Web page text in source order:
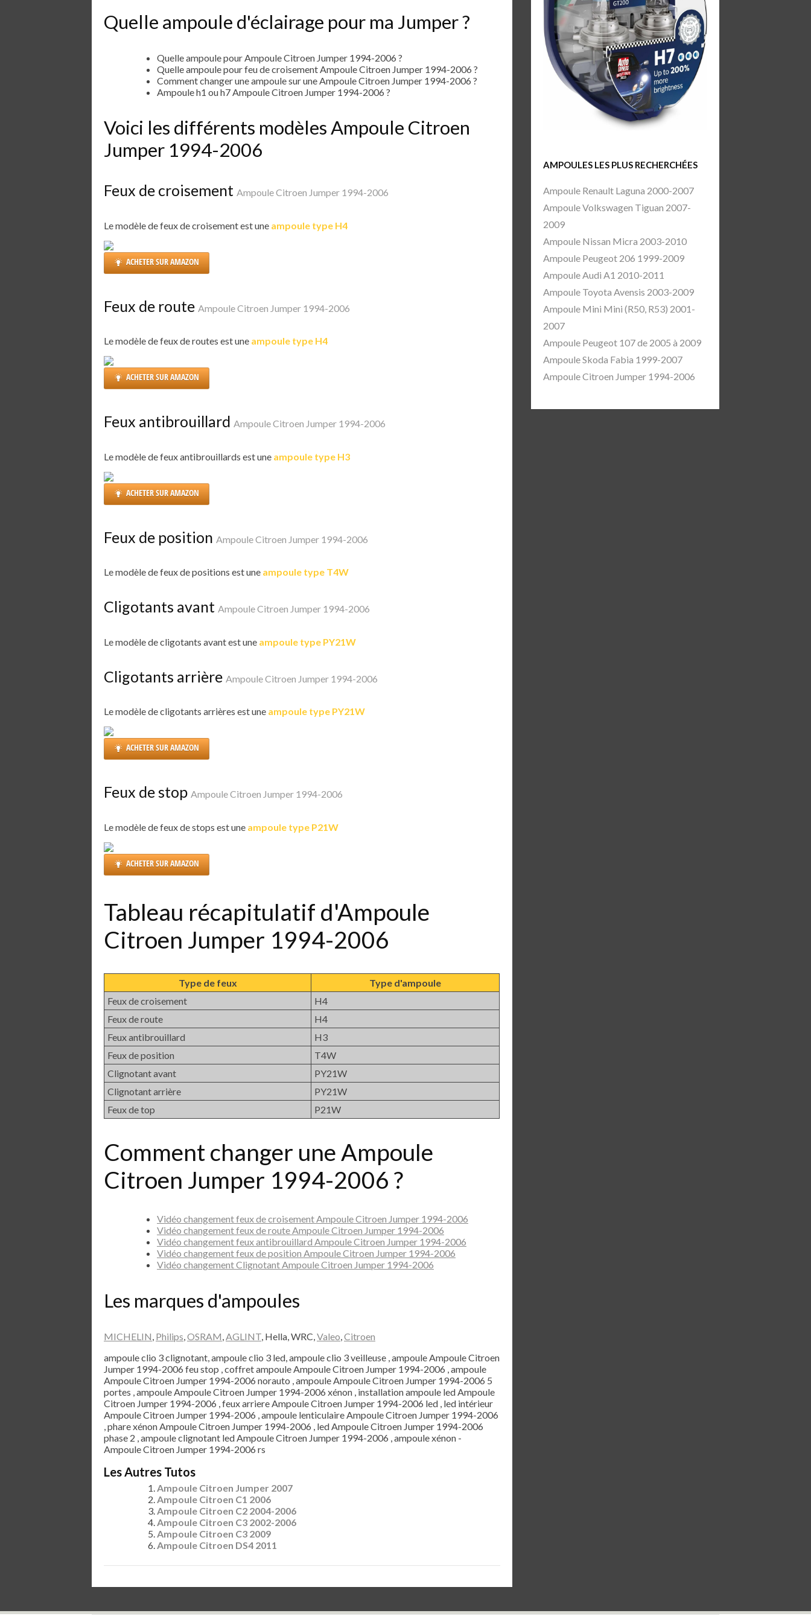
Quelle ampoule d'éclairage pour ma Jumper ?
Quelle ampoule pour Ampoule Citroen Jumper 1994-2006 ?
Quelle ampoule pour feu de croisement Ampoule Citroen Jumper 1994-2006 ?
Comment changer une ampoule sur une Ampoule Citroen Jumper 1994-2006 ?
Ampoule h1 ou h7 Ampoule Citroen Jumper 1994-2006 ?
Voici les différents modèles Ampoule Citroen
Jumper 1994-2006
Feux de croisement Ampoule Citroen Jumper 1994-2006
Le modèle de feux de croisement est une ampoule type H4
ACHETER SUR AMAZON
Feux de route Ampoule Citroen Jumper 1994-2006
Le modèle de feux de routes est une ampoule type H4
ACHETER SUR AMAZON
Feux antibrouillard Ampoule Citroen Jumper 1994-2006
Le modèle de feux antibrouillards est une ampoule type H3
ACHETER SUR AMAZON
Feux de position Ampoule Citroen Jumper 1994-2006
Le modèle de feux de positions est une ampoule type T4W
Cligotants avant Ampoule Citroen Jumper 1994-2006
Le modèle de cligotants avant est une ampoule type PY21W
Cligotants arrière Ampoule Citroen Jumper 1994-2006
Le modèle de cligotants arrières est une ampoule type PY21W
ACHETER SUR AMAZON
Feux de stop Ampoule Citroen Jumper 1994-2006
Le modèle de feux de stops est une ampoule type P21W
ACHETER SUR AMAZON
Tableau récapitulatif d'Ampoule
Citroen Jumper 1994-2006
Type de feux
Type d'ampoule
Feux de croisement
H4
Feux de route
H4
Feux antibrouillard
H3
Feux de position
T4W
Clignotant avant
PY21W
Clignotant arrière
PY21W
Feux de top
P21W
Comment changer une Ampoule
Citroen Jumper 1994-2006 ?
Vidéo changement feux de croisement Ampoule Citroen Jumper 1994-2006
Vidéo changement feux de route Ampoule Citroen Jumper 1994-2006
Vidéo changement feux antibrouillard Ampoule Citroen Jumper 1994-2006
Vidéo changement feux de position Ampoule Citroen Jumper 1994-2006
Vidéo changement Clignotant Ampoule Citroen Jumper 1994-2006
Les marques d'ampoules
MICHELIN, Philips,OSRAM,AGLINT, Hella, WRC,Valeo,Citroen
ampoule clio 3 clignotant, ampoule clio 3 led, ampoule clio 3 veilleuse , ampoule Ampoule Citroen
Jumper 1994-2006 feu stop , coffret ampoule Ampoule Citroen Jumper 1994-2006 , ampoule
Ampoule Citroen Jumper 1994-2006 norauto , ampoule Ampoule Citroen Jumper 1994-2006 5
portes , ampoule Ampoule Citroen Jumper 1994-2006 xénon , installation ampoule led Ampoule
Citroen Jumper 1994-2006 , feux arriere Ampoule Citroen Jumper 1994-2006 led , led intérieur
Ampoule Citroen Jumper 1994-2006 , ampoule lenticulaire Ampoule Citroen Jumper 1994-2006
, phare xénon Ampoule Citroen Jumper 1994-2006 , led Ampoule Citroen Jumper 1994-2006
phase 2 , ampoule clignotant led Ampoule Citroen Jumper 1994-2006 , ampoule xénon -
Ampoule Citroen Jumper 1994-2006 rs
Les Autres Tutos
Ampoule Citroen Jumper 2007
Ampoule Citroen C1 2006
Ampoule Citroen C2 2004-2006
Ampoule Citroen C3 2002-2006
Ampoule Citroen C3 2009
Ampoule Citroen DS4 2011
AMPOULES LES PLUS RECHERCHÉES
Ampoule Renault Laguna 2000-2007
Ampoule Volkswagen Tiguan 2007-
2009
Ampoule Nissan Micra 2003-2010
Ampoule Peugeot 206 1999-2009
Ampoule Audi A1 2010-2011
Ampoule Toyota Avensis 2003-2009
Ampoule Mini Mini (R50, R53) 2001-
2007
Ampoule Peugeot 107 de 2005 à 2009
Ampoule Skoda Fabia 1999-2007
Ampoule Citroen Jumper 1994-2006